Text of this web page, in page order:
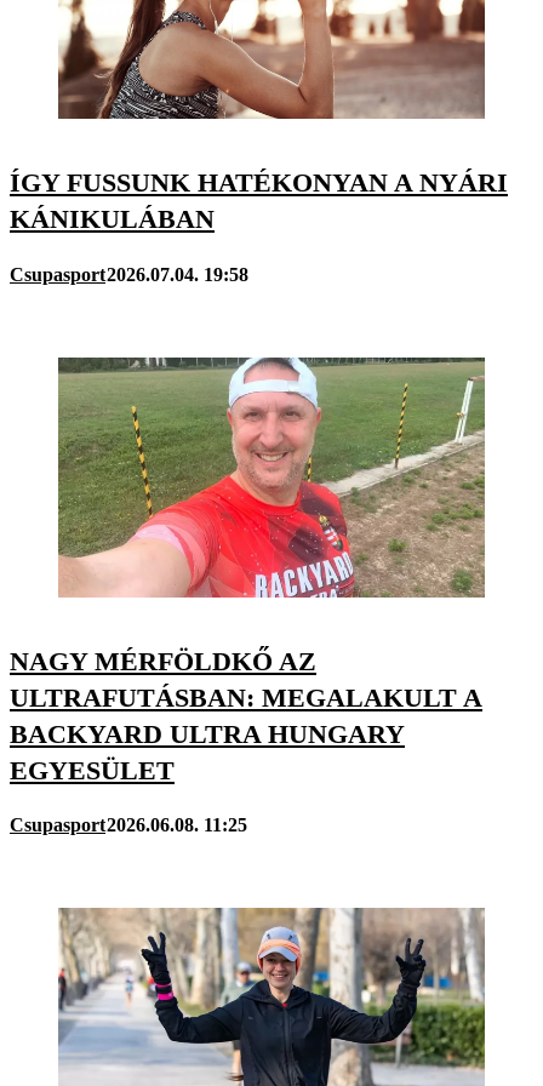
ÍGY FUSSUNK HATÉKONYAN A NYÁRI
KÁNIKULÁBAN
Csupasport2026.07.04. 19:58
NAGY MÉRFÖLDKŐ AZ
ULTRAFUTÁSBAN: MEGALAKULT A
BACKYARD ULTRA HUNGARY
EGYESÜLET
Csupasport2026.06.08. 11:25